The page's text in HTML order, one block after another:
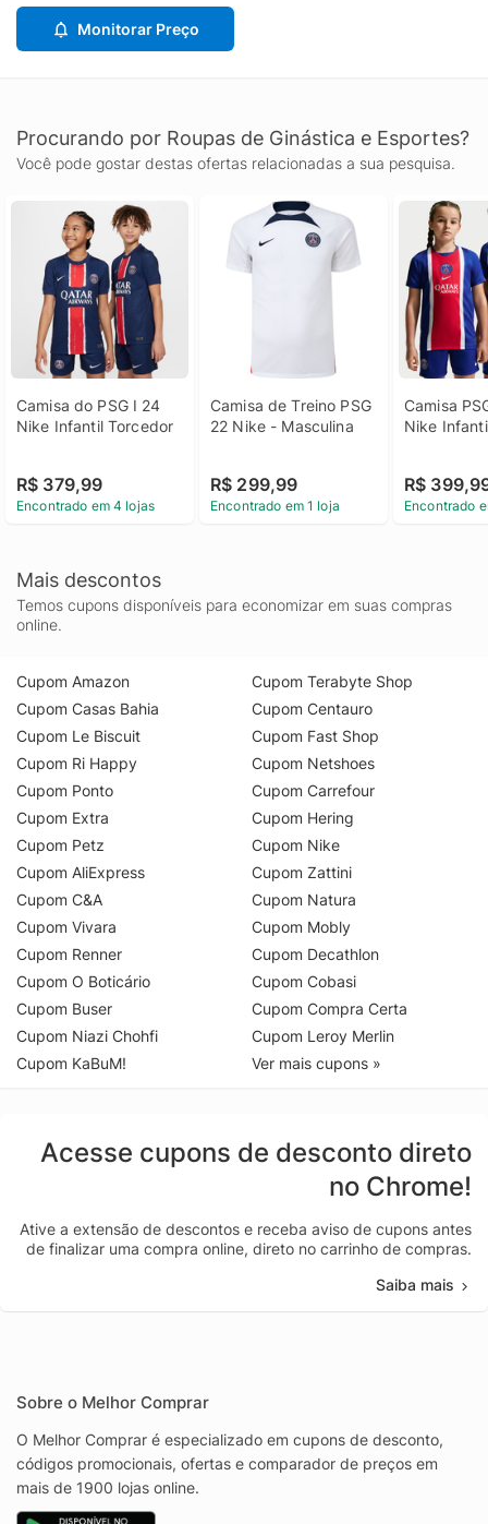
Monitorar Preço
Procurando por Roupas de Ginástica e Esportes?
Você pode gostar destas ofertas relacionadas a sua pesquisa.
Camisa do PSG I 24
Nike Infantil Torcedor
R$ 379,99
Encontrado em 4 lojas
Camisa de Treino PSG
22 Nike - Masculina
R$ 299,99
Encontrado em 1 loja
Camisa
Nike
R$
Encontrado
Mais descontos
Temos cupons disponíveis para economizar em suas compras
online.
Cupom Amazon
Cupom Casas Bahia
Cupom Le Biscuit
Cupom Ri Happy
Cupom Ponto
Cupom Extra
Cupom Petz
Cupom AliExpress
Cupom C&A
Cupom Vivara
Cupom Renner
Cupom O Boticário
Cupom Buser
Cupom Niazi Chohfi
Cupom KaBuM!
Cupom Terabyte Shop
Cupom Centauro
Cupom Fast Shop
Cupom Netshoes
Cupom Carrefour
Cupom Hering
Cupom Nike
Cupom Zattini
Cupom Natura
Cupom Mobly
Cupom Decathlon
Cupom Cobasi
Cupom Compra Certa
Cupom Leroy Merlin
Ver mais cupons »
Acesse cupons de desconto direto
no Chrome!
Ative a extensão de descontos e receba aviso de cupons antes
de finalizar uma compra online, direto no carrinho de compras.
Saiba mais
Sobre o Melhor Comprar
O Melhor Comprar é especializado em cupons de desconto,
códigos promocionais, ofertas e comparador de preços em
mais de 1900 lojas online.